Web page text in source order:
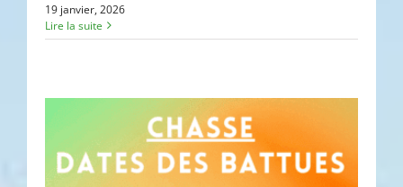
19 janvier, 2026
Lire la suite